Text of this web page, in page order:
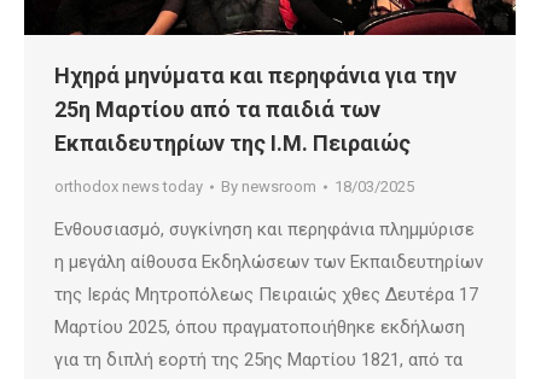
Ηχηρά μηνύματα και περηφάνια για την
25η Μαρτίου από τα παιδιά των
Εκπαιδευτηρίων της Ι.Μ. Πειραιώς
orthodox news today By newsroom 18/03/2025
Ενθουσιασμό, συγκίνηση και περηφάνια πλημμύρισε
η μεγάλη αίθουσα Εκδηλώσεων των Εκπαιδευτηρίων
της Ιεράς Μητροπόλεως Πειραιώς χθες Δευτέρα 17
Μαρτίου 2025, όπου πραγματοποιήθηκε εκδήλωση
για τη διπλή εορτή της 25ης Μαρτίου 1821, από τα